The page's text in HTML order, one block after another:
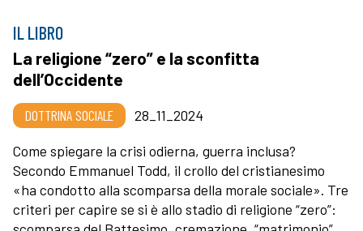
IL LIBRO
La religione “zero” e la sconfitta
dell’Occidente
DOTTRINA SOCIALE
28_11_2024
Come spiegare la crisi odierna, guerra inclusa?
Secondo Emmanuel Todd, il crollo del cristianesimo
«ha condotto alla scomparsa della morale sociale». Tre
criteri per capire se si è allo stadio di religione “zero”: